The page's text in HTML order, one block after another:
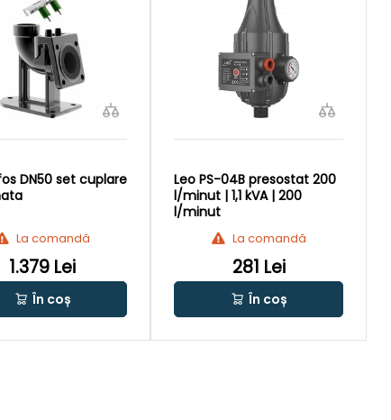
DN50 set cuplare
La comandă
1.379 Lei
În coș
Leo PS-04B presostat 200
l/minut | 1,1 kVA | 200
l/minut
La comandă
281 Lei
În coș